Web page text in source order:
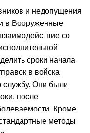
и недопущения
в Вооруженные
со
сроки начала
в войска
службу. Они были
после
Кроме
методы